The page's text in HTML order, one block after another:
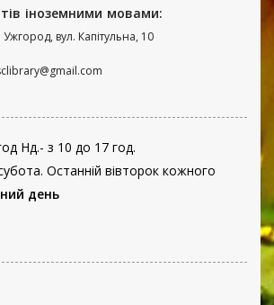
іноземними мовами:
вул. Капітульна, 10
Нд.- з 10 до 17 год.
Останній вівторок кожного
день